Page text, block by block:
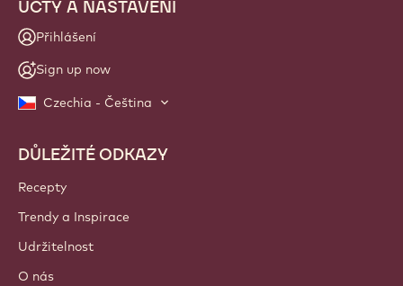
ÚČTY A NASTAVENÍ
Přihlášení
Sign up now
Czechia - Čeština
Footer
Callebaut
DŮLEŽITÉ ODKAZY
Recepty
Trendy a Inspirace
Udržitelnost
O nás